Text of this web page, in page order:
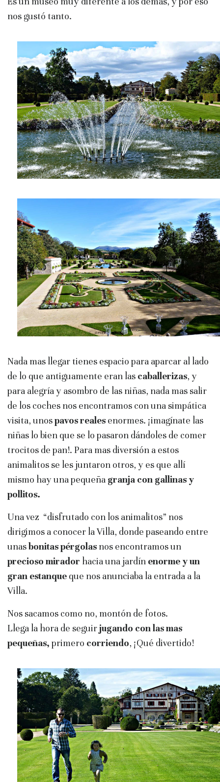
nos gustó tanto.
Nada mas llegar tienes espacio para aparcar al lado
de lo que antiguamente eran las caballerizas, y
para alegría y asombro de las niñas, nada mas salir
de los coches nos encontramos con una simpática
visita, unospavos reales enormes. ¡imagínate las
niñas lo bien que se lo pasaron dándoles de comer
trocitos de pan!. Para mas diversión a estos
animalitos se les juntaron otros, y es que allí
mismo hay una pequeña granja con gallinas y
pollitos.
Una vez “disfrutado con los animalitos” nos
dirigimos a conocer la Villa, donde paseando entre
unasbonitas pérgolas nos encontramos un
precioso mirador hacia una jardín enorme y un
gran estanque que nos anunciaba la entrada a la
Villa.
Nos sacamos como no, montón de fotos.
Llega la hora de seguirjugando con las mas
pequeñas, primero corriendo, ¡Qué divertido!